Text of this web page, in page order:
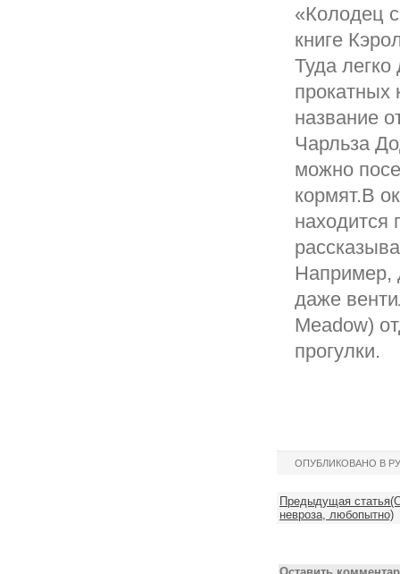
«Колодец
книге
Туда
прокатных
название
Чарльза
можно
кормят.В
находится
Например,
даже
Meadow)
прогулки.
ОПУБЛИКОВАНО В
Предыдущая
невроза, любопытно)